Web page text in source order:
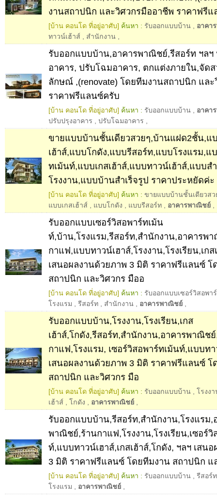
งานสถาปนิก และวิศวกรมืออาชีพ ราคาฟรี
[บ้าน คอนโด ที่อยู่อาศับ] ค้นหา : รับออกแบบบ้าน
อาคา
ทาวน์เฮ้าส์
สำนักงาน
รับออกแบบบ้าน,อาคารพาณิชย์,รีสอร์ท ฯลฯ
อาคาร, ปรับโฉมอาคาร, ตกแต่งภายใน,จัด
ลักษณ์ ,(renovate) โดยทีมงานสถาปนิก แล
ราคาฟรีแลนซ์ครับ
[บ้าน คอนโด ที่อยู่อาศับ] ค้นหา : รับออกแบบบ้าน
อาคา
ปรับปรุงอาคาร
ปรับโฉมอาคาร
ขายแบบบ้านชั้นเดียวสวยๆ,บ้านแฝด2ชั้น,แ
เฮ้าส์,แบบโกดัง,แบบรีสอร์ท,แบบโรงแรม,แ
ทเม้นท์,แบบเกสเฮ้าส์,แบบทาวน์เฮ้าส์,แบบส
โรงงาน,แบบบ้านสำเร็จรูป ราคาประหยัดค่ะ
[บ้าน คอนโด ที่อยู่อาศับ] ค้นหา : ขายแบบบ้านชั้นเดียวสว
แบบเกสเฮ้าส์
แบบโกดัง แบบรีสอร์ท อาคารพาณิชย์
รับออกแบบเซอร์วิสอพาร์ทเม้น
ท์,บ้าน,โรงแรม,รีสอร์ท,สำนักงาน,อาคารพ
กาแฟ,แบบทาวน์เฮาส์,โรงงาน,โรงเรียน,เกส
เสนอผลงานด้วยภาพ 3 มิติ ราคาฟรีแลนซ์ โ
สถาปนิก และวิศวกร มืออ
[บ้าน คอนโด ที่อยู่อาศับ] ค้นหา : รับออกแบบเซอร์วิสอพา
โรงแรม
รีสอร์ท สำนักงาน อาคารพาณิชย์
รับออกแบบบ้าน,โรงงาน,โรงเรียน,เกส
เฮ้าส์,โกดัง,รีสอร์ท,สำนักงาน,อาคารพาณิช
กาแฟ,โรงแรม, เซอร์วิสอพาร์ทเม้นท์,แบบทา
เสนอผลงานด้วยภาพ 3 มิติ ราคาฟรีแลนซ์ โ
สถาปนิก และวิศวกร มือ
[บ้าน คอนโด ที่อยู่อาศับ] ค้นหา : รับออกแบบบ้าน
โรงง
เฮ้าส์
โกดัง อาคารพาณิชย์
รับออกแบบบ้าน,รีสอร์ท,สำนักงาน,โรงแรม,
พาณิชย์,ร้านกาแฟ,โรงงาน,โรงเรียน,เซอร์วิ
ท์,แบบทาวน์เฮาส์,เกสเฮ้าส์,โกดัง, ฯลฯ เสน
3 มิติ ราคาฟรีแลนซ์ โดยทีมงาน สถาปนิก แ
[บ้าน คอนโด ที่อยู่อาศับ] ค้นหา : รับออกแบบบ้าน
รีสอร์ท
โรงแรม
อาคารพาณิชย์